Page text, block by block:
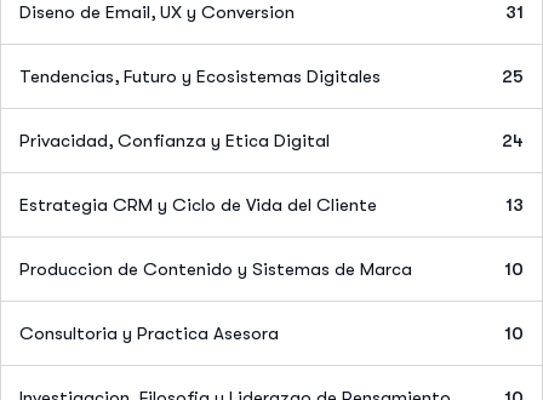
Diseno de Email, UX y Conversion 31
Tendencias, Futuro y Ecosistemas Digitales 25
Privacidad, Confianza y Etica Digital 24
Estrategia CRM y Ciclo de Vida del Cliente 13
Produccion de Contenido y Sistemas de Marca 10
Consultoria y Practica Asesora 10